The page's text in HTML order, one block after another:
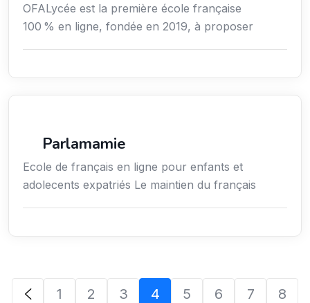
OFALycée est la première école française
100 % en ligne, fondée en 2019, à proposer
Parlamamie
Ecole de français en ligne pour enfants et
adolecents expatriés Le maintien du français
1 2 3 4 5 6 7 8